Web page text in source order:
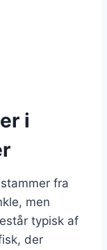
i
fra
men
typisk af
der